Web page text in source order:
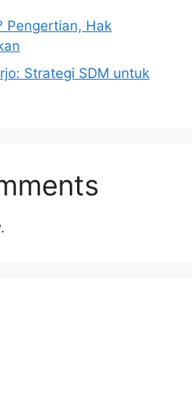
Pengertian, Hak
Strategi SDM untuk